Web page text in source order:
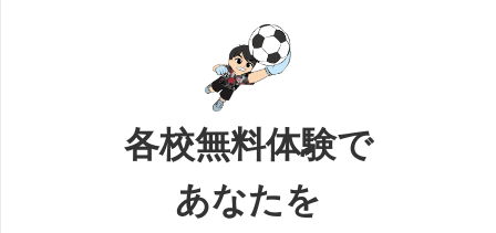
各校無料体験で
あなたを